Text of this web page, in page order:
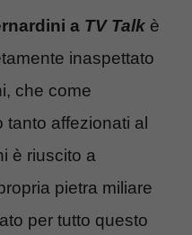
a TV Talk è
inaspettato
che come
affezionati al
è riuscito a
pietra miliare
per tutto questo